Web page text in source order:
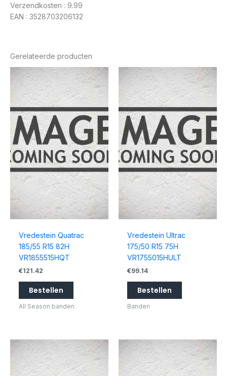
Verzendkosten : 9.99
EAN : 3528703206132
Gerelateerde producten
Vredestein Quatrac
185/55 R15 82H
VR1855515HQT
€121.42
Bestellen
All Season banden
Vredestein Ultrac
175/50 R15 75H
VR1755015HULT
€99.14
Bestellen
Banden